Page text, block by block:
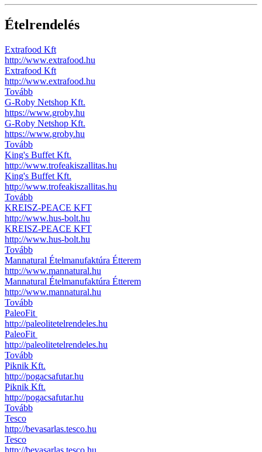
Ételrendelés
Extrafood Kft
http://www.extrafood.hu
Extrafood Kft
http://www.extrafood.hu
Tovább
G-Roby Netshop Kft.
https://www.groby.hu
G-Roby Netshop Kft.
https://www.groby.hu
Tovább
King's Buffet Kft.
http://www.trofeakiszallitas.hu
King's Buffet Kft.
http://www.trofeakiszallitas.hu
Tovább
KREISZ-PEACE KFT
http://www.hus-bolt.hu
KREISZ-PEACE KFT
http://www.hus-bolt.hu
Tovább
Mannatural Ételmanufaktúra Étterem
http://www.mannatural.hu
Mannatural Ételmanufaktúra Étterem
http://www.mannatural.hu
Tovább
PaleoFit
http://paleolitetelrendeles.hu
PaleoFit
http://paleolitetelrendeles.hu
Tovább
Piknik Kft.
http://pogacsafutar.hu
Piknik Kft.
http://pogacsafutar.hu
Tovább
Tesco
http://bevasarlas.tesco.hu
Tesco